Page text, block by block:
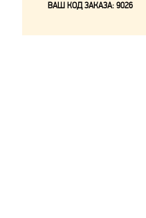
ВАШ КОД ЗАКАЗА: 9026